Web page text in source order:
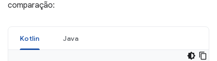
comparação:
Kotlin Java